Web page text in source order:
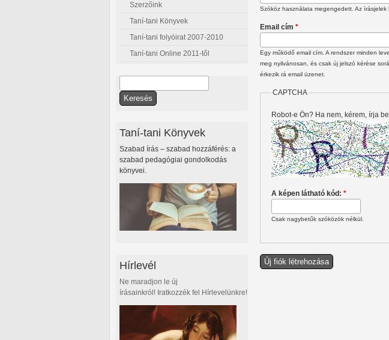
Szóköz használata megengedett. Az
Email cím *
Egy működő email cím. A rendszer minden
meg nyilvánosan, és csak új jelszó kérése
érkezik rá email üzenet.
CAPTCHA
Robot-e Ön? Ha nem, kérem, írja
A képen látható kód:*
Csak nagybetűk szóközök nélkül.
Szerzőink
Taní-tani Könyvek
Taní-tani folyóirat 2007-2010
Taní-tani Online 2011-től
Keresés űrlap
Taní-tani Könyvek
Szabad írás – szabad hozzáférés: a
szabad pedagógiai gondolkodás
könyvei.
Hírlevél
Ne maradjon le új
írásainkról! Iratkozzék fel Hírlevelünkre!